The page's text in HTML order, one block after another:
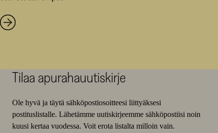
Tilaa apurahauutiskirje
Ole hyvä ja täytä sähköpostiosoitteesi liittyäksesi
postituslistalle. Lähetämme uutiskirjeemme sähköpostiisi noin
kuusi kertaa vuodessa. Voit erota listalta milloin vain.